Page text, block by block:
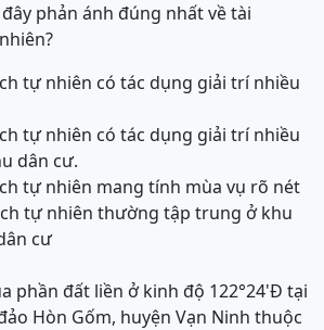
phản ánh đúng nhất về tài
tự nhiên có tác dụng giải trí nhiều
tự nhiên có tác dụng giải trí nhiều
dân cư.
tự nhiên mang tính mùa vụ rõ nét
tự nhiên thường tập trung ở khu
cư
phần đất liền ở kinh độ 122°24'Đ tại
Hòn Gốm, huyện Vạn Ninh thuộc